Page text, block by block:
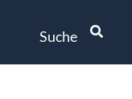
Suche